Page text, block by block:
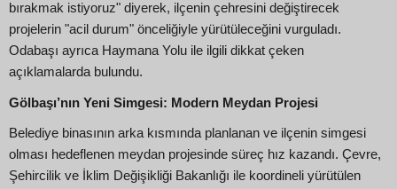
bırakmak istiyoruz" diyerek, ilçenin çehresini değiştirecek
projelerin "acil durum" önceliğiyle yürütüleceğini vurguladı.
Odabaşı ayrıca Haymana Yolu ile ilgili dikkat çeken
açıklamalarda bulundu.
Gölbaşı’nın Yeni Simgesi: Modern Meydan Projesi
Belediye binasının arka kısmında planlanan ve ilçenin simgesi
olması hedeflenen meydan projesinde süreç hız kazandı. Çevre,
Şehircilik ve İklim Değişikliği Bakanlığı ile koordineli yürütülen